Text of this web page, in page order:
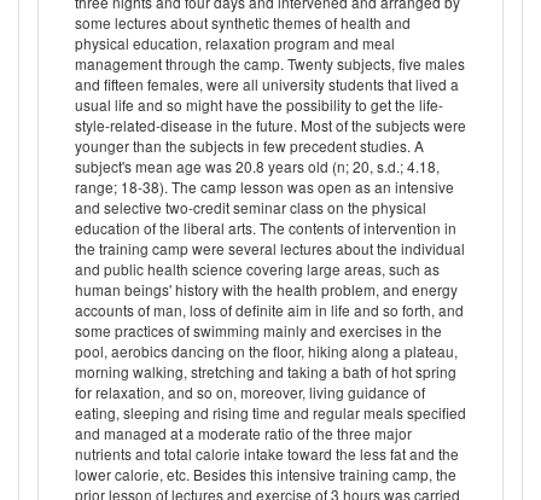
some lectures about synthetic themes of health and
physical education, relaxation program and meal
management through the camp. Twenty subjects, five males
and fifteen females, were all university students that lived a
usual life and so might have the possibility to get the life-
style-related-disease in the future. Most of the subjects were
younger than the subjects in few precedent studies. A
subject's mean age was 20.8 years old (n; 20, s.d.; 4.18,
range; 18-38). The camp lesson was open as an intensive
and selective two-credit seminar class on the physical
education of the liberal arts. The contents of intervention in
the training camp were several lectures about the individual
and public health science covering large areas, such as
human beings' history with the health problem, and energy
accounts of man, loss of definite aim in life and so forth, and
some practices of swimming mainly and exercises in the
pool, aerobics dancing on the floor, hiking along a plateau,
morning walking, stretching and taking a bath of hot spring
for relaxation, and so on, moreover, living guidance of
eating, sleeping and rising time and regular meals specified
and managed at a moderate ratio of the three major
nutrients and total calorie intake toward the less fat and the
lower calorie, etc. Besides this intensive training camp, the
prior lesson of lectures and exercise of 3 hours was carried